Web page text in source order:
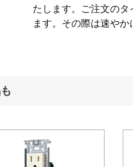
たします。ご注文の
ます。その際は速やか